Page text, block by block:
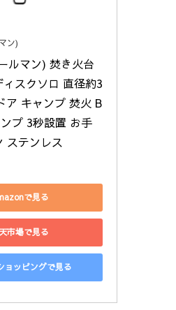
ン)
ルマン) 焚き火台
ィスクソロ 直径約3
ア キャンプ 焚火 B
プ 3秒設置 お手
ステンレス
で見る
市場で見る
ョッピングで見る